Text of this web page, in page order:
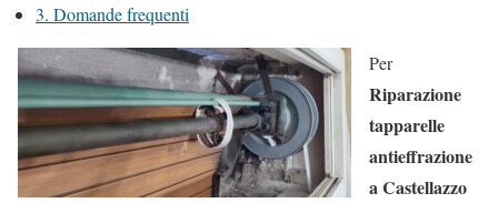
3. Domande frequenti
Per
Riparazione
tapparelle
antieffrazione
a Castellazzo